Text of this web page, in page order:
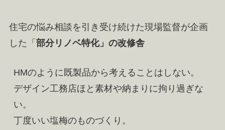
住宅の悩み相談を引き受け続けた現場監督が企画
した「 部分リノベ特化」の改修舎
HMのように既製品から考えることはしない。
デザイン工務店ほと素材や納まりに拘り過ぎな
い。
丁度いい塩梅のものづくり。